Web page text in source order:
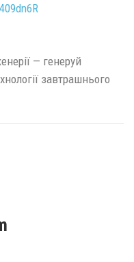
— генеруй
завтрашнього